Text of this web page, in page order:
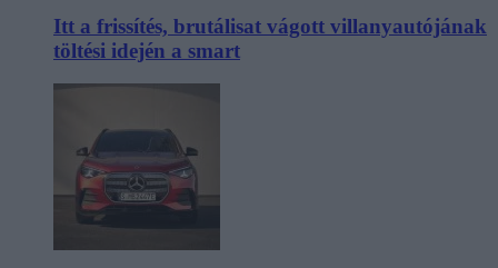
Itt a frissítés, brutálisat vágott villanyautójának
töltési idején a smart